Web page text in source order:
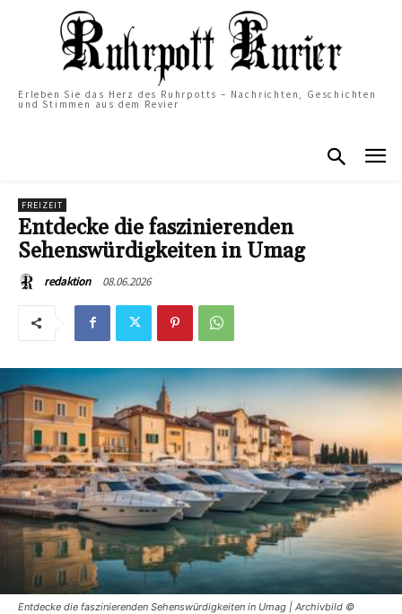
Erleben Sie das Herz des Ruhrpotts – Nachrichten, Geschichten
und Stimmen aus dem Revier
FREIZEIT
Entdecke die faszinierenden
Sehenswürdigkeiten in Umag
redaktion 08.06.2026
Entdecke die faszinierenden Sehenswürdigkeiten in Umag | Archivbild ©